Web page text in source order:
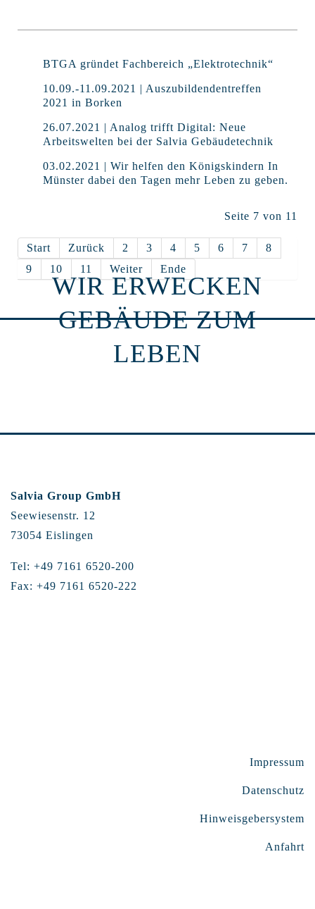
BTGA gründet Fachbereich „Elektrotechnik“
10.09.-11.09.2021 | Auszubildendentreffen
2021 in Borken
26.07.2021 | Analog trifft Digital: Neue
Arbeitswelten bei der Salvia Gebäudetechnik
03.02.2021 | Wir helfen den Königskindern In
Münster dabei den Tagen mehr Leben zu geben.
Seite 7 von 11
Start Zurück 2 3 4 5 6 7
8
9
10 11 Weiter Ende
WIR ERWECKEN
GEBÄUDE ZUM
LEBEN
Salvia Group GmbH
Seewiesenstr. 12
73054 Eislingen
Tel: +49 7161 6520-200
Fax: +49 7161 6520-222
Impressum
Datenschutz
Hinweisgebersystem
Anfahrt